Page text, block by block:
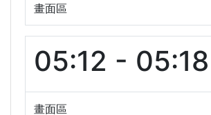
畫面區
05:12 - 05:18
畫面區